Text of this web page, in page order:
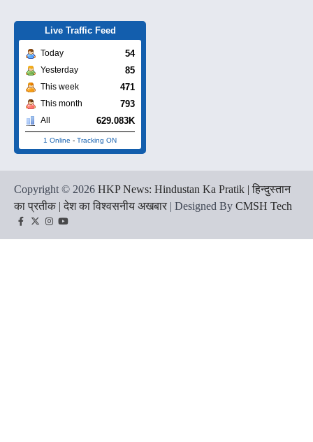
Live Traffic Feed
Today 54
Yesterday 85
This week 471
This month 793
All 629.083K
1 Online - Tracking ON
Copyright © 2026 HKP News: Hindustan Ka Pratik | हिन्दुस्तान
का प्रतीक | देश का विश्वसनीय अखबार | Designed By CMSH Tech
Facebook
TwitterInstagram
YouTube